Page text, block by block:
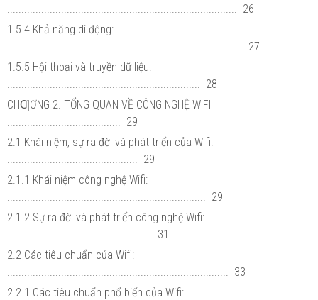
................................................................................. 26
1.5.4 Khả năng di động:
................................................................................... 27
1.5.5 Hội thoại và truyền dữ liệu:
.................................................................... 28
CHƢƠNG 2. TỔNG QUAN VỀ CÔNG NGHỆ WIFI
........................................ 29
2.1 Khái niệm, sự ra đời và phát triển của Wifi:
.............................................. 29
2.1.1 Khái niệm công nghệ Wifi:
...................................................................... 29
2.1.2 Sự ra đời và phát triển công nghệ Wifi:
................................................... 31
2.2 Các tiêu chuẩn của Wifi:
.............................................................................. 33
2.2.1 Các tiêu chuẩn phổ biến của Wifi: